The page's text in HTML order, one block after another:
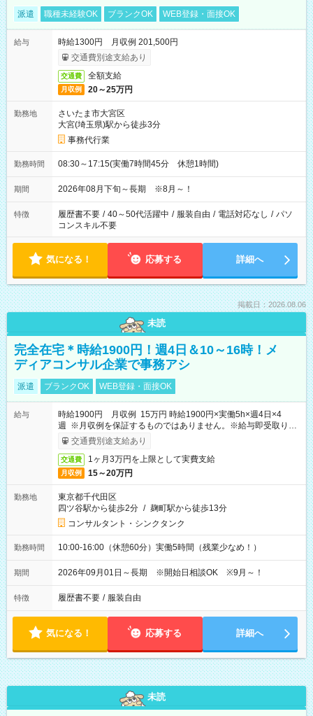
派遣 職種未経験OK ブランクOK WEB登録・面接OK
給与
時給1300円 月収例 201,500円
交通費別途支給あり
交通費 全額支給
月収例 20～25万円
勤務地
さいたま市大宮区
大宮(埼玉県)駅から徒歩3分
事務代行業
勤務時間 08:30～17:15(実働7時間45分 休憩1時間)
期間 2026年08月下旬～長期 ※8月～！
特徴 履歴書不要 / 40～50代活躍中 / 服装自由 / 電話対応なし / パソ
コンスキル不要
気になる！ 応募する 詳細へ
掲載日：2026.08.06
未読
完全在宅＊時給1900円！週4日＆10～16時！メ
ディアコンサル企業で事務アシ
派遣 ブランクOK WEB登録・面接OK
給与
時給1900円 月収例 15万円 時給1900円×実働5h×週4日×4
週 ※月収例を保証するものではありません。※給与即受取りサ
ービス利用可（利用条件有）
交通費別途支給あり
交通費 1ヶ月3万円を上限として実費支給
月収例 15～20万円
勤務地
東京都千代田区
四ツ谷駅から徒歩2分 / 麹町駅から徒歩13分
コンサルタント・シンクタンク
勤務時間 10:00-16:00（休憩60分）実働5時間（残業少なめ！）
期間 2026年09月01日～長期 ※開始日相談OK ※9月～！
特徴 履歴書不要 / 服装自由
気になる！ 応募する 詳細へ
未読